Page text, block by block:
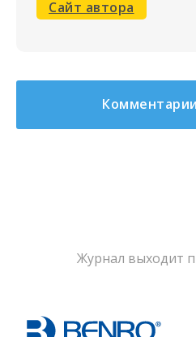
Сайт автора
Журнал выходит